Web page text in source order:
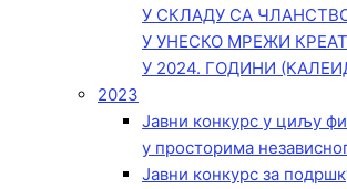
У СКЛАДУ СА
У УНЕСКО МРЕЖИ
У 2024. ГОДИНИ
2023
Јавни конкурс у циљу
у просторима
Јавни конкурс за